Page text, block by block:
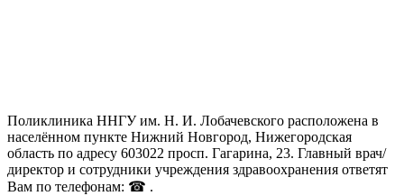
Поликлиника ННГУ им. Н. И. Лобачевского расположена в
населённом пункте Нижний Новгород, Нижегородская
область по адресу 603022 просп. Гагарина, 23. Главный врач/
директор и сотрудники учреждения здравоохранения ответят
Вам по телефонам: ☎ .